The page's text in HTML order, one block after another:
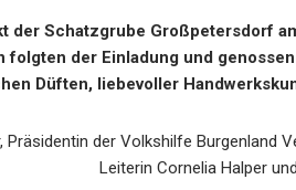
der Schatzgrube Großpetersdorf
folgten der Einladung und
Düften, liebevoller
Präsidentin der Volkshilfe Burgenland
Leiterin Cornelia Halper